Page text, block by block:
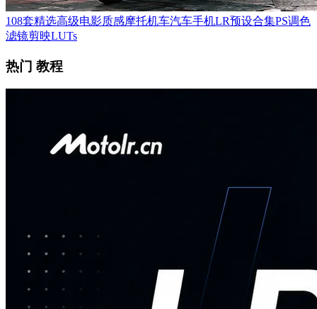
108套精选高级电影质感摩托机车汽车手机LR预设合集PS调色
滤镜剪映LUTs
热门 教程